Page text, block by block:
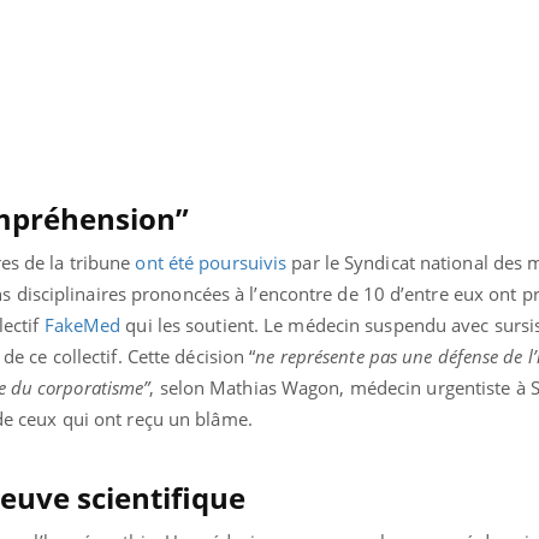
de la tribune ont été poursuivis par le Syndicat national des
disciplinaires prononcées à l’encontre de 10 d’entre eux ont
FakeMed qui les soutient. Le médecin suspendu avec
ce collectif. Cette décision “ne représente pas une défense de
du corporatisme”, selon Mathias Wagon, médecin urgentiste à
ceux qui ont reçu un blâme.
scientifique